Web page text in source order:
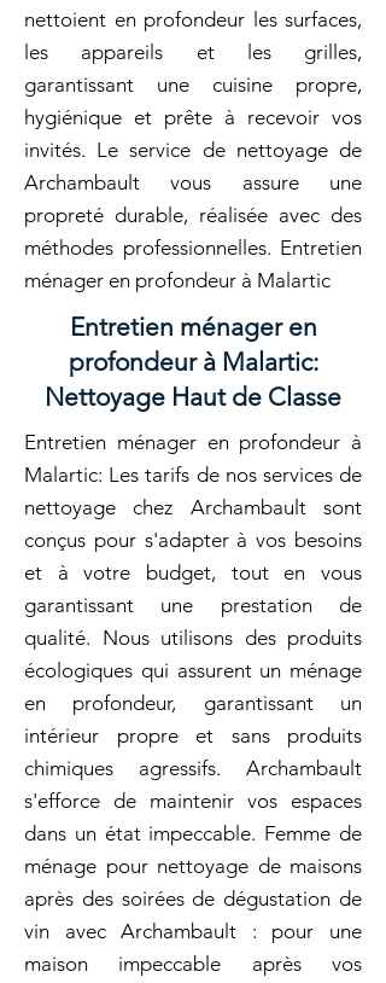
nettoient en profondeur les surfaces,
les appareils et les grilles,
garantissant une cuisine propre,
hygiénique et prête à recevoir vos
invités. Le service de nettoyage de
Archambault vous assure une
propreté durable, réalisée avec des
méthodes professionnelles. Entretien
ménager en profondeur à Malartic
Entretien ménager en
profondeur à Malartic:
Nettoyage Haut de Classe
Entretien ménager en profondeur à
Malartic: Les tarifs de nos services de
nettoyage chez Archambault sont
conçus pour s'adapter à vos besoins
et à votre budget, tout en vous
garantissant une prestation de
qualité. Nous utilisons des produits
écologiques qui assurent un ménage
en profondeur, garantissant un
intérieur propre et sans produits
chimiques agressifs. Archambault
s'efforce de maintenir vos espaces
dans un état impeccable. Femme de
ménage pour nettoyage de maisons
après des soirées de dégustation de
vin avec Archambault : pour une
maison impeccable après vos